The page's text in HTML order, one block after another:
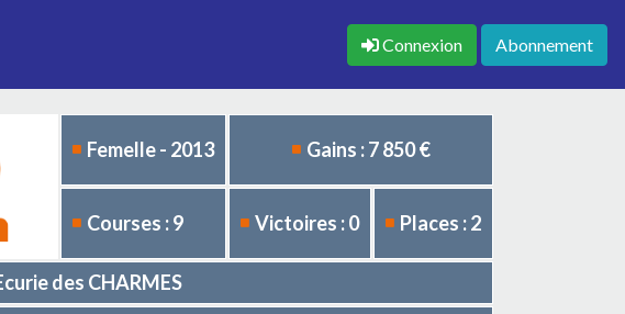
Connexion Abonnement
Femelle - 2013 Gains : 7 850 €
Courses : 9 Victoires : 0 Places : 2
des CHARMES